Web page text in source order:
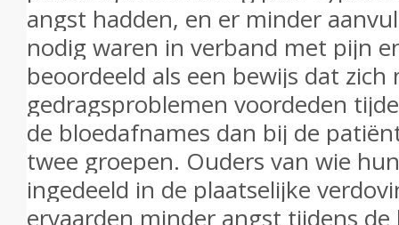
angst hadden, en er minder
nodig waren in verband met pijn
beoordeeld als een bewijs dat zich
gedragsproblemen voordeden
de bloedafnames dan bij de
twee groepen. Ouders van wie
ingedeeld in de plaatselijke
ervaarden minder angst tijdens